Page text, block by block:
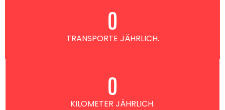
TRANSPORTE JÄHRLICH.
0
KILOMETER JÄHRLICH.
0